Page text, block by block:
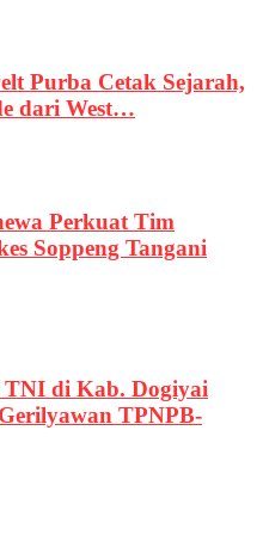
Purba Cetak Sejarah,
dari West…
Perkuat Tim
Soppeng Tangani
di Kab. Dogiyai
TPNPB-